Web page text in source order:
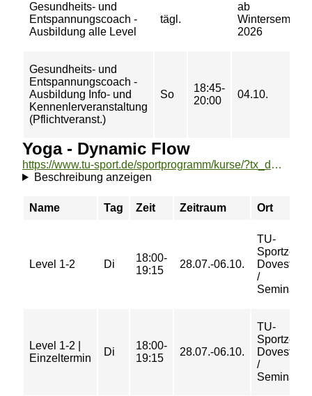
Gesundheits- und
Entspannungscoach -
Ausbildung alle Level
tägl.
ab
2026
Gesundheits- und
Entspannungscoach -
Ausbildung Info- und
Kennenlerveranstaltung
(Pflichtveranst.)
So
18:45-
20:00
04.10.
Yoga - Dynamic Flow
https://www.tu-sport.de/sportprogramm/kurse/?tx_dwzeh_courses%5Baction%5D=show&tx_dwzeh_courses%5BsportsDescription%5D=1600&cHash=7a33c7c760fccdb21d9b36107e4c11a5
Beschreibung anzeigen
Name Tag Zeit Zeitraum Ort
Level 1-2 Di
18:00-
19:15
28.07.-06.10.
TU-
/
Level 1-2 |
Einzeltermin
Di
18:00-
19:15
28.07.-06.10.
TU-
/